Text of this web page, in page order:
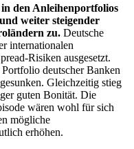
den Anleihenportfolios
weiter steigender
zu. Deutsche
internationalen
Risiken ausgesetzt.
deutscher Banken
Gleichzeitig stieg
guten Bonität. Die
wären wohl für sich
mögliche
erhöhen.